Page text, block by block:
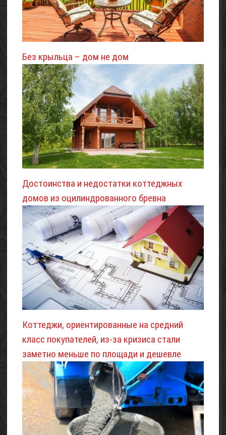
Без крыльца – дом не дом
Достоинства и недостатки коттеджных
домов из оцилиндрованного бревна
Коттеджи, ориентированные на средний
класс покупателей, из-за кризиса стали
заметно меньше по площади и дешевле